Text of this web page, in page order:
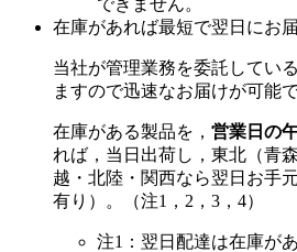
在庫があれば最短で翌日にお
当社が管理業務を委託してい
ますので迅速なお届けが可能で
在庫がある製品を， 営業日の
れば，当日出荷し，東北（青
越・北陸・関西なら翌日お手
有り）。（注1，2，3，4）
注1：翌日配達は在庫が